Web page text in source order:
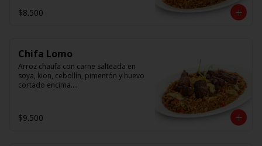
soya, cebollín, tomate y cebolla
morada.
$8.500
Chifa Lomo
Arroz chaufa con carne salteada en
soya, kion, cebollín, pimentón y huevo
cortado encima.
cebollín, tomate y cebolla morada.
$9.500